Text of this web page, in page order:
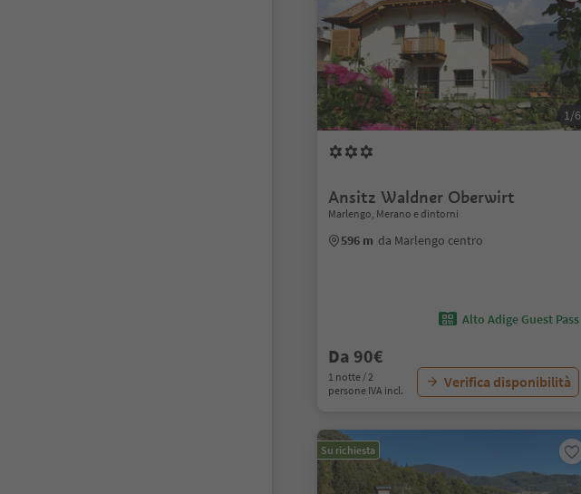
1/6
Ansitz Waldner Oberwirt
Marlengo, Merano e dintorni
596 m da Marlengo centro
Alto Adige Guest Pass
Da 90€
1 notte / 2
persone IVA incl.
Verifica disponibilità
Su richiesta